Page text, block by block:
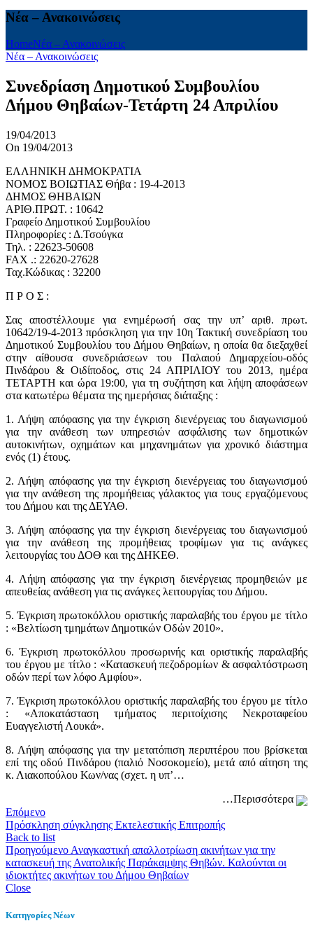
Νέα – Ανακοινώσεις
HomeΝέα – Ανακοινώσεις
Νέα – Ανακοινώσεις
Συνεδρίαση Δημοτικού Συμβουλίου
Δήμου Θηβαίων-Τετάρτη 24 Απριλίου
19/04/2013
On 19/04/2013
ΕΛΛΗΝΙΚΗ ΔΗΜΟΚΡΑΤΙΑ
ΝΟΜΟΣ ΒΟΙΩΤΙΑΣ Θήβα : 19-4-2013
ΔΗΜΟΣ ΘΗΒΑΙΩΝ
ΑΡΙΘ.ΠΡΩΤ. : 10642
Γραφείο Δημοτικού Συμβουλίου
Πληροφορίες : Δ.Τσούγκα
Τηλ. : 22623-50608
FAX .: 22620-27628
Ταχ.Κώδικας : 32200
Π Ρ Ο Σ :
Σας αποστέλλουμε για ενημέρωσή σας την υπ’ αριθ. πρωτ.
10642/19-4-2013 πρόσκληση για την 10η Τακτική συνεδρίαση του
Δημοτικού Συμβουλίου του Δήμου Θηβαίων, η οποία θα διεξαχθεί
στην αίθουσα συνεδριάσεων του Παλαιού Δημαρχείου-οδός
Πινδάρου & Οιδίποδος, στις 24 ΑΠΡΙΛΙΟΥ του 2013, ημέρα
ΤΕΤΑΡΤΗ και ώρα 19:00, για τη συζήτηση και λήψη αποφάσεων
στα κατωτέρω θέματα της ημερήσιας διάταξης :
1. Λήψη απόφασης για την έγκριση διενέργειας του διαγωνισμού
για την ανάθεση των υπηρεσιών ασφάλισης των δημοτικών
αυτοκινήτων, οχημάτων και μηχανημάτων για χρονικό διάστημα
ενός (1) έτους.
2. Λήψη απόφασης για την έγκριση διενέργειας του διαγωνισμού
για την ανάθεση της προμήθειας γάλακτος για τους εργαζόμενους
του Δήμου και της ΔΕΥΑΘ.
3. Λήψη απόφασης για την έγκριση διενέργειας του διαγωνισμού
για την ανάθεση της προμήθειας τροφίμων για τις ανάγκες
λειτουργίας του ΔΟΘ και της ΔΗΚΕΘ.
4. Λήψη απόφασης για την έγκριση διενέργειας προμηθειών με
απευθείας ανάθεση για τις ανάγκες λειτουργίας του Δήμου.
5. Έγκριση πρωτοκόλλου οριστικής παραλαβής του έργου με τίτλο
: «Βελτίωση τμημάτων Δημοτικών Οδών 2010».
6. Έγκριση πρωτοκόλλου προσωρινής και οριστικής παραλαβής
του έργου με τίτλο : «Κατασκευή πεζοδρομίων & ασφαλτόστρωση
οδών περί των λόφο Αμφίου».
7. Έγκριση πρωτοκόλλου οριστικής παραλαβής του έργου με τίτλο
: «Αποκατάσταση τμήματος περιτοίχισης Νεκροταφείου
Ευαγγελιστή Λουκά».
8. Λήψη απόφασης για την μετατόπιση περιπτέρου που βρίσκεται
επί της οδού Πινδάρου (παλιό Νοσοκομείο), μετά από αίτηση της
κ. Λιακοπούλου Κων/νας (σχετ. η υπ’…
…Περισσότερα
Επόμενο
Πρόσκληση σύγκλησης Εκτελεστικής Επιτροπής
Back to list
Προηγούμενο Αναγκαστική απαλλοτρίωση ακινήτων για την
κατασκευή της Ανατολικής Παράκαμψης Θηβών. Καλούνται οι
ιδιοκτήτες ακινήτων του Δήμου Θηβαίων
Close
Κατηγορίες Νέων